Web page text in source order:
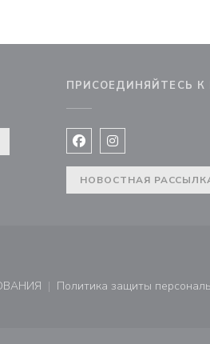
ПРИСОЕДИНЯЙТЕСЬ К
FacebookInstagram
НОВОСТНАЯ
в новом окне))
в новом окне))
Политика защиты